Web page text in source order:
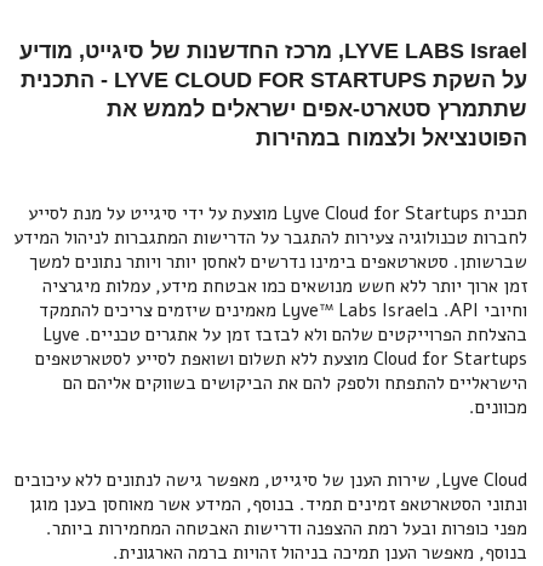
LYVE LABS Israel, מרכז החדשנות של סיגייט, מודיע
על השקת LYVE CLOUD FOR STARTUPS - התכנית
שתתמרץ סטארט-אפים ישראלים לממש את
הפוטנציאל ולצמוח במהירות
תכנית Lyve Cloud for Startups מוצעת על ידי סיגייט על מנת לסייע
לחברות טכנולוגיה צעירות להתגבר על הדרישות המתגברות לניהול המידע
שברשותן. סטארטאפים בימינו נדרשים לאחסן יותר ויותר נתונים למשך
זמן ארוך יותר ללא חשש מנושאים כמו אבטחת מידע, עמלות מיגרציה
וחיובי API. בLyve™ Labs Israel מאמינים שיזמים צריכים להתמקד
בהצלחת הפרוייקטים שלהם ולא לבזבז זמן על אתגרים טכניים. Lyve
Cloud for Startups מוצעת ללא תשלום ושואפת לסייע לסטארטאפים
הישראליים להתפתח ולספק להם את הביקושים בשווקים אליהם הם
מכוונים.
Lyve Cloud, שירות הענן של סיגייט, מאפשר גישה לנתונים ללא עיכובים
ונתוני הסטארטאפ זמינים תמיד. בנוסף, המידע אשר מאוחסן בענן מוגן
מפני כופרות ובעל רמת ההצפנה ודרישות האבטחה המחמירות ביותר.
בנוסף, מאפשר הענן תמיכה בניהול זהויות ברמה הארגונית.